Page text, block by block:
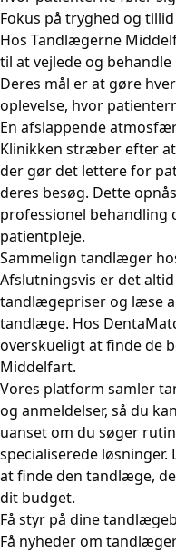
Fokus på tryghed og tillid
Hos Tandlægerne
til at vejlede og
Deres mål er at gøre
oplevelse, hvor
En afslappende
Klinikken stræber efter
der gør det lettere for
deres besøg. Dette
professionel behandling
patientpleje.
Sammelign tandlæger
Afslutningsvis er det
tandlægepriser og læse
tandlæge. Hos
overskueligt atfinde de
Middelfart.
Vores platform samler
og anmeldelser, så du
uanset om du søger
specialiserede
at finde den tandlæge,
dit budget.
Få styr på dine
Få nyheder om